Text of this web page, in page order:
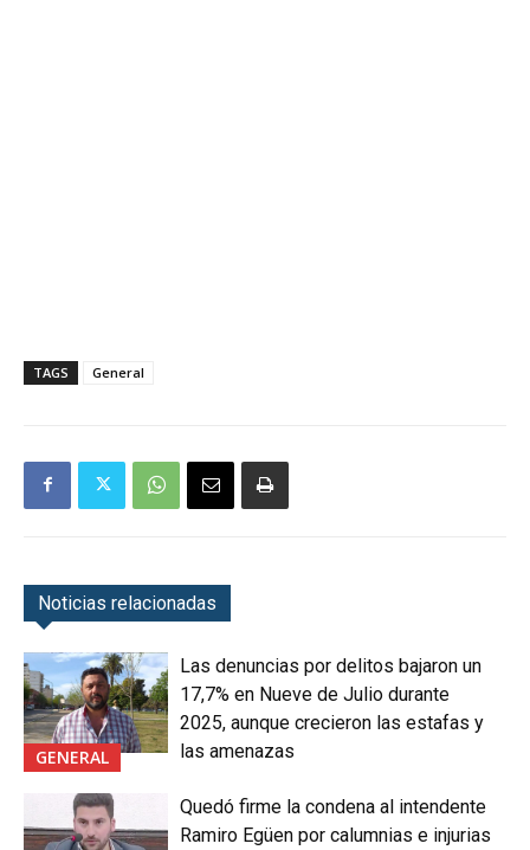
TAGS General
Noticias relacionadas
GENERAL
Las denuncias por delitos bajaron un
17,7% en Nueve de Julio durante
2025, aunque crecieron las estafas y
las amenazas
Quedó firme la condena al intendente
Ramiro Egüen por calumnias e injurias